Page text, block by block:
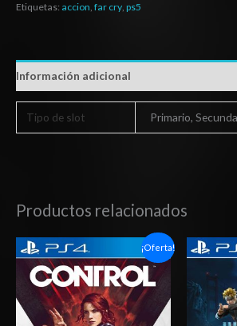
Etiquetas: accion, far cry, ps5
Información adicional
Tipo de slot Primario,
Productos relacionados
¡Oferta!
Rango
de
precios:
desde
$6.03
hasta
$10.03